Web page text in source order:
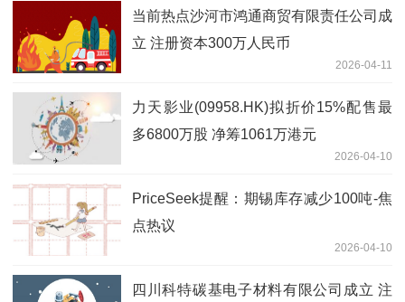
当前热点沙河市鸿通商贸有限责任公司成
立 注册资本300万人民币
2026-04-11
力天影业(09958.HK)拟折价15%配售最
多6800万股 净筹1061万港元
2026-04-10
PriceSeek提醒：期锡库存减少100吨-焦
点热议
2026-04-10
四川科特碳基电子材料有限公司成立 注